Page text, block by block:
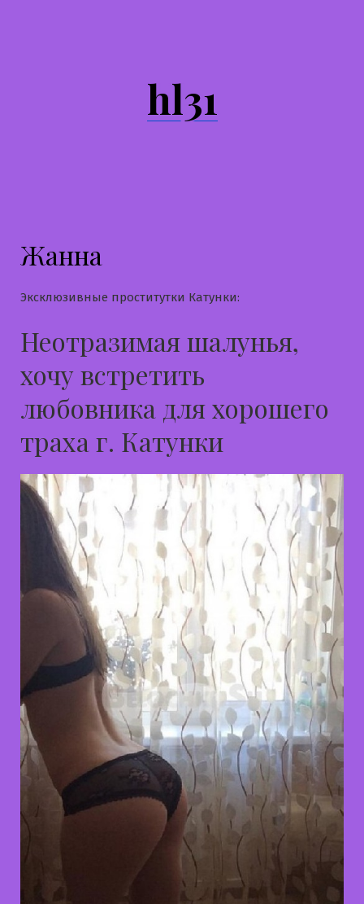
hl31
Жанна
Эксклюзивные проститутки Катунки:
Неотразимая шалунья,
хочу встретить
любовника для хорошего
траха г. Катунки